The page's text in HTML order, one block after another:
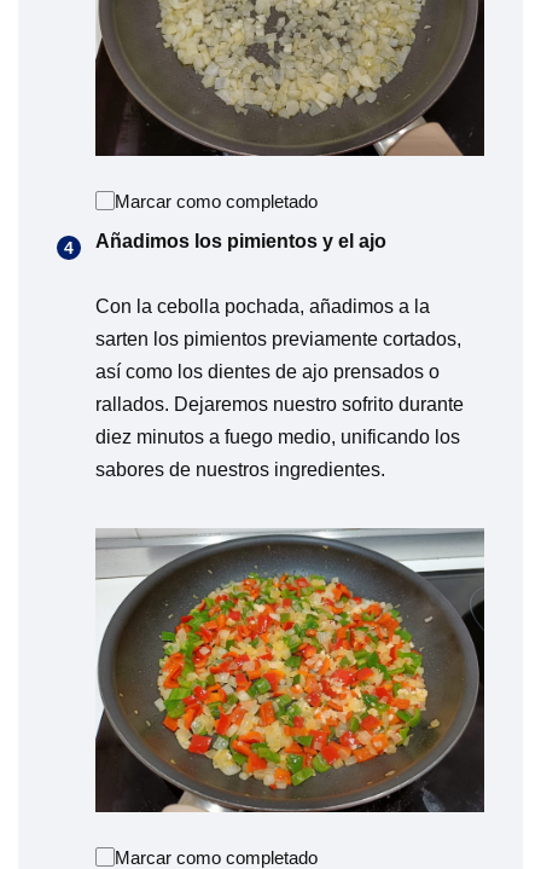
Marcar como completado
Añadimos los pimientos y el ajo
Con la cebolla pochada, añadimos a la
sarten los pimientos previamente cortados,
así como los dientes de ajo prensados o
rallados. Dejaremos nuestro sofrito durante
diez minutos a fuego medio, unificando los
sabores de nuestros ingredientes.
Marcar como completado